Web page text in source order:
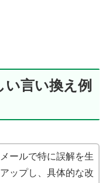
言い換え例
ールで特に誤解を生
ップし、具体的な改